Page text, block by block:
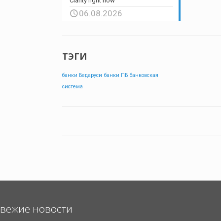
06.08.2026
ТЭГИ
банки Бедаруси банки ПБ банковская
система
новости